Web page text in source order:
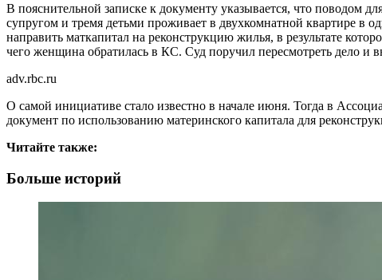
В пояснительной записке к документу указывается, что поводом
супругом и тремя детьми проживает в двухкомнатной квартире в
направить маткапитал на реконструкцию жилья, в результате
чего женщина обратилась в КС. Суд поручил пересмотреть дело и
adv.rbc.ru
О самой инициативе стало известно в начале июня. Тогда в
документ по использованию материнского капитала для
Читайте также:
Больше историй